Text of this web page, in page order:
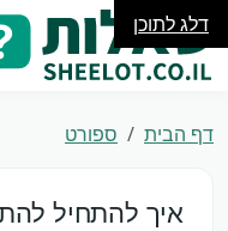
דלג לתוכן
דף הבית ספורט
איך להתחיל